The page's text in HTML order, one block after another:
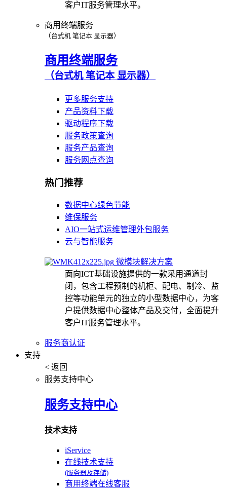
客户IT服务管理水平。
商用终端服务
（台式机 笔记本 显示器）
商用终端服务
（台式机 笔记本 显示器）
更多服务支持
产品资料下载
驱动程序下载
服务政策查询
服务产品查询
服务网点查询
热门推荐
数据中心绿色节能
维保服务
AIO一站式运维管理外包服务
云与智能服务
微模块解决方案
面向ICT基础设施提供的一款采用通道封
闭，包含工程预制的机柜、配电、制冷、监
控等功能单元的独立的小型数据中心，为客
户提供数据中心整体产品及交付，全面提升
客户IT服务管理水平。
服务商认证
支持
< 返回
服务支持中心
服务支持中心
技术支持
iService
在线技术支持
(服务器及存储)
商用终端在线客服